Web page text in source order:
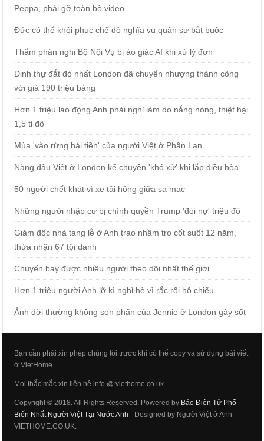
Peppa, phải gỡ toàn bộ video
Đức có thể khôi phục chế độ nghĩa vụ quân sự bắt buộc
Thẩm phán nghi Bộ Nội Vụ bị ảo giác AI khi xử lý đơn
Dinh thự đắt đỏ nhất London đã chuyển nhượng thành công
với giá 190 triệu bảng
Hơn 1 triệu lao động Anh phải nghỉ làm do nắng nóng, thiệt hại
1,5 tỉ đô
Mùa 'vào rừng hái tiền' của người Việt ở Phần Lan
Nàng dâu Việt ở London kể chuyện 'khó xử' khi lắp điều hòa
50 người chết khát vì xe tải hỏng giữa sa mạc
Những người nhập cư bị chính quyền Trump 'đòi nợ' triệu đô
Giám đốc nhà tang lễ ở Anh trao nhầm tro cốt suốt 12 năm,
thừa nhận 67 tội danh
Chuyến bay được nhiều người theo dõi nhất thế giới
Hơn 1 triệu người Anh lỡ kì nghỉ hè vì rắc rối hộ chiếu
Ảnh đời thường không son phấn của Jennie ở London gây sốt
Bạn cần phải xin phép chúng tôi trước khi có thể copy và sử dụng bài viết
ở VietHome.
Mọi thắc mắc xin liên hệ info @ viethome.co.uk
Copyright © 2018. All Rights Reserved. Powered by Báo Điện Tử Phổ
Biến Nhất Người Việt Tại Nước Anh - Designed by Người Việt ở Anh -
VIETHOME.CO.UK.